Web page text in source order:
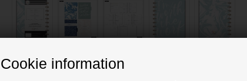
Cookie information